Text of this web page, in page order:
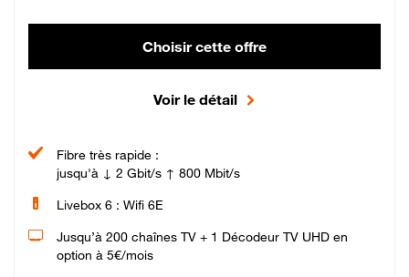
Choisir cette offre
Voir le détail
Fibre très rapide :
jusqu'à ↓ 2 Gbit/s ↑ 800 Mbit/s
Livebox 6 : Wifi 6E
Jusqu’à 200 chaînes TV + 1 Décodeur TV UHD en
option à 5€/mois